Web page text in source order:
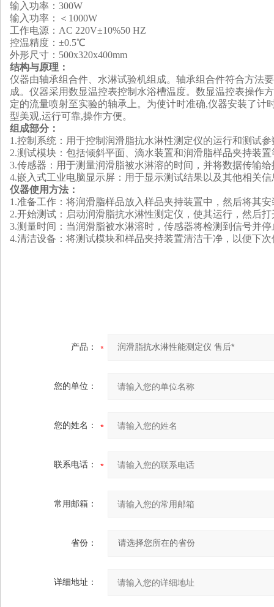
输入功率 ： 300W
输入功率：＜1000W
工作电源：AC 220V±10%50 HZ
控温精度：±0.5℃
外形尺寸：500x320x400mm
结构与原理 ：
仪器由轴承组合件、水淋试验机组成。轴承组合件符合方法
成。仪器采用数显温控表控制水浴槽温度。数显温控表操作
定的流量喷射至实验的轴承上。为使计时准确,仪器安装了
型美观,运行可靠,操作方便。
组成部分：
1.控制系统：用于控制润滑脂抗水淋性测定仪的运行和测试
2.测试模块：包括倾斜平面、滴水装置和润滑脂样品夹持装
3.传感器：用于测量润滑脂被水淋溶的时间，并将数据传输
4.嵌入式工业电脑显示屏：用于显示测试结果以及其他相关信
仪器使用方法 ：
1.准备工作：将润滑脂样品放入样品夹持装置中，然后将其
2.开始测试：启动润滑脂抗水淋性测定仪，使其运行，然后
3.测量时间：当润滑脂被水淋溶时，传感器将检测到信号并
4.清洁设备：将测试模块和样品夹持装置清洁干净，以便下次
产品：
您的单位：
您的姓名：
联系电话：
常用邮箱：
省份：
详细地址：